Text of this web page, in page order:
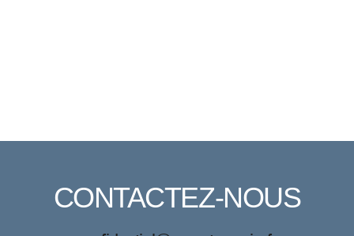
CONTACTEZ-NOUS